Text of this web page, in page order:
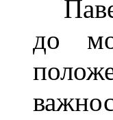
до